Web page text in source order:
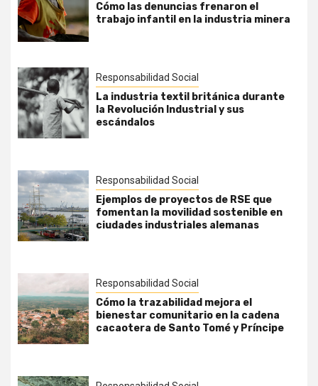
Cómo las denuncias frenaron el
trabajo infantil en la industria minera
Responsabilidad Social
La industria textil británica durante
la Revolución Industrial y sus
escándalos
Responsabilidad Social
Ejemplos de proyectos de RSE que
fomentan la movilidad sostenible en
ciudades industriales alemanas
Responsabilidad Social
Cómo la trazabilidad mejora el
bienestar comunitario en la cadena
cacaotera de Santo Tomé y Príncipe